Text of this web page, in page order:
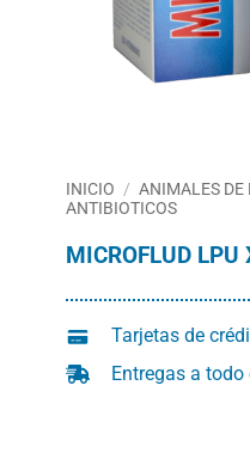
INICIO / ANIMALES DE
ANTIBIOTICOS
MICROFLUD LPU
Tarjetas de
Entregas a todo